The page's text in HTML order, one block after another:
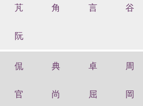
芃 角 言 谷
阮
侃 典 卓 周
官 尚 屈 岡